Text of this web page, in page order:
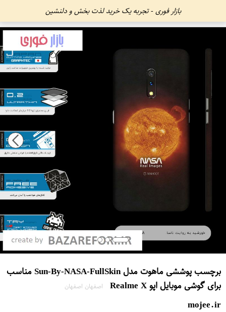
بازار فوری - تجربه یک خرید لذت بخش و دلنشین
برچسب پوششی ماهوت مدل Sun-By-NASA-FullSkin مناسب
برای گوشی موبایل اپو Realme X
اصفهان اصفهان
mojee.ir